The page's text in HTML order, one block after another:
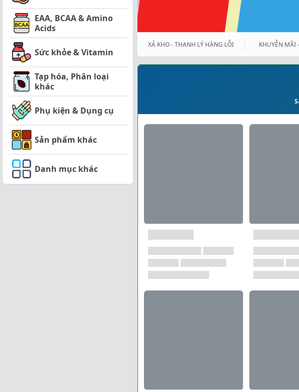
EAA, BCAA & Amino
Acids
Sức khỏe & Vitamin
Tạp hóa, Phân loại
khác
Phụ kiện & Dụng cụ
Sản phẩm khác
Danh mục khác
XẢ KHO - THANH LÝ HÀNG LỖI KHUYỄN MÃI